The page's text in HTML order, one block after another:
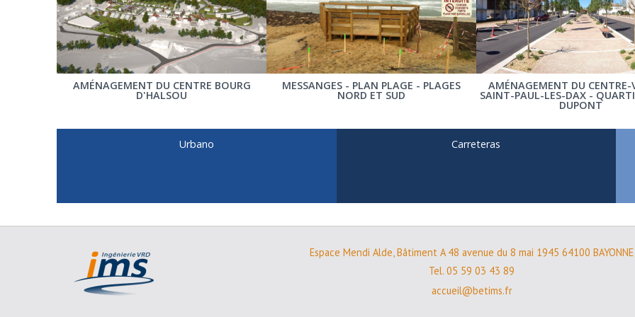
AMÉNAGEMENT DU CENTRE BOURG
D'HALSOU
MESSANGES - PLAN PLAGE - PLAGES
NORD ET SUD
AMÉNAGEMENT DU CENTRE-
SAINT-PAUL-LES-DAX -
DUPONT
Urbano Carreteras
Espace Mendi Alde, Bâtiment A 48 avenue du 8 mai 1945 64100 BAYONNE
Tel. 05 59 03 43 89
accueil@betims.fr